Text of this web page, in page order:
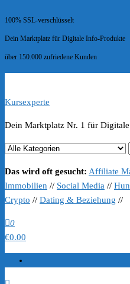
100% SSL-verschlüsselt
Dein Marktplatz für Digitale Info-Produkte
über 150.000 zufriedene Kunden
Kursexperte
Dein Marktplatz Nr. 1 für
Das wird oft gesucht: Affiliate
Immobilien // Social Media //
Crypto // Dating & Beziehung //
0
€0.00